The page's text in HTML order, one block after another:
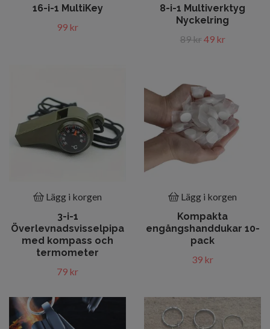
16-i-1 MultiKey
99 kr
8-i-1 Multiverktyg
Nyckelring
89 kr 49 kr
Lägg i korgen
3-i-1
Överlevnadsvisselpipa
med kompass och
termometer
79 kr
Lägg i korgen
Kompakta
engångshanddukar 10-
pack
39 kr